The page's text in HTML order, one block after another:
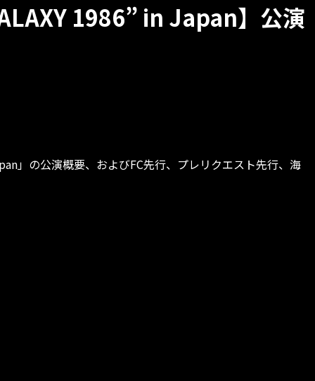
1986” in Japan】公演
」の公演概要、およびFC先行、プレリクエスト先行、海